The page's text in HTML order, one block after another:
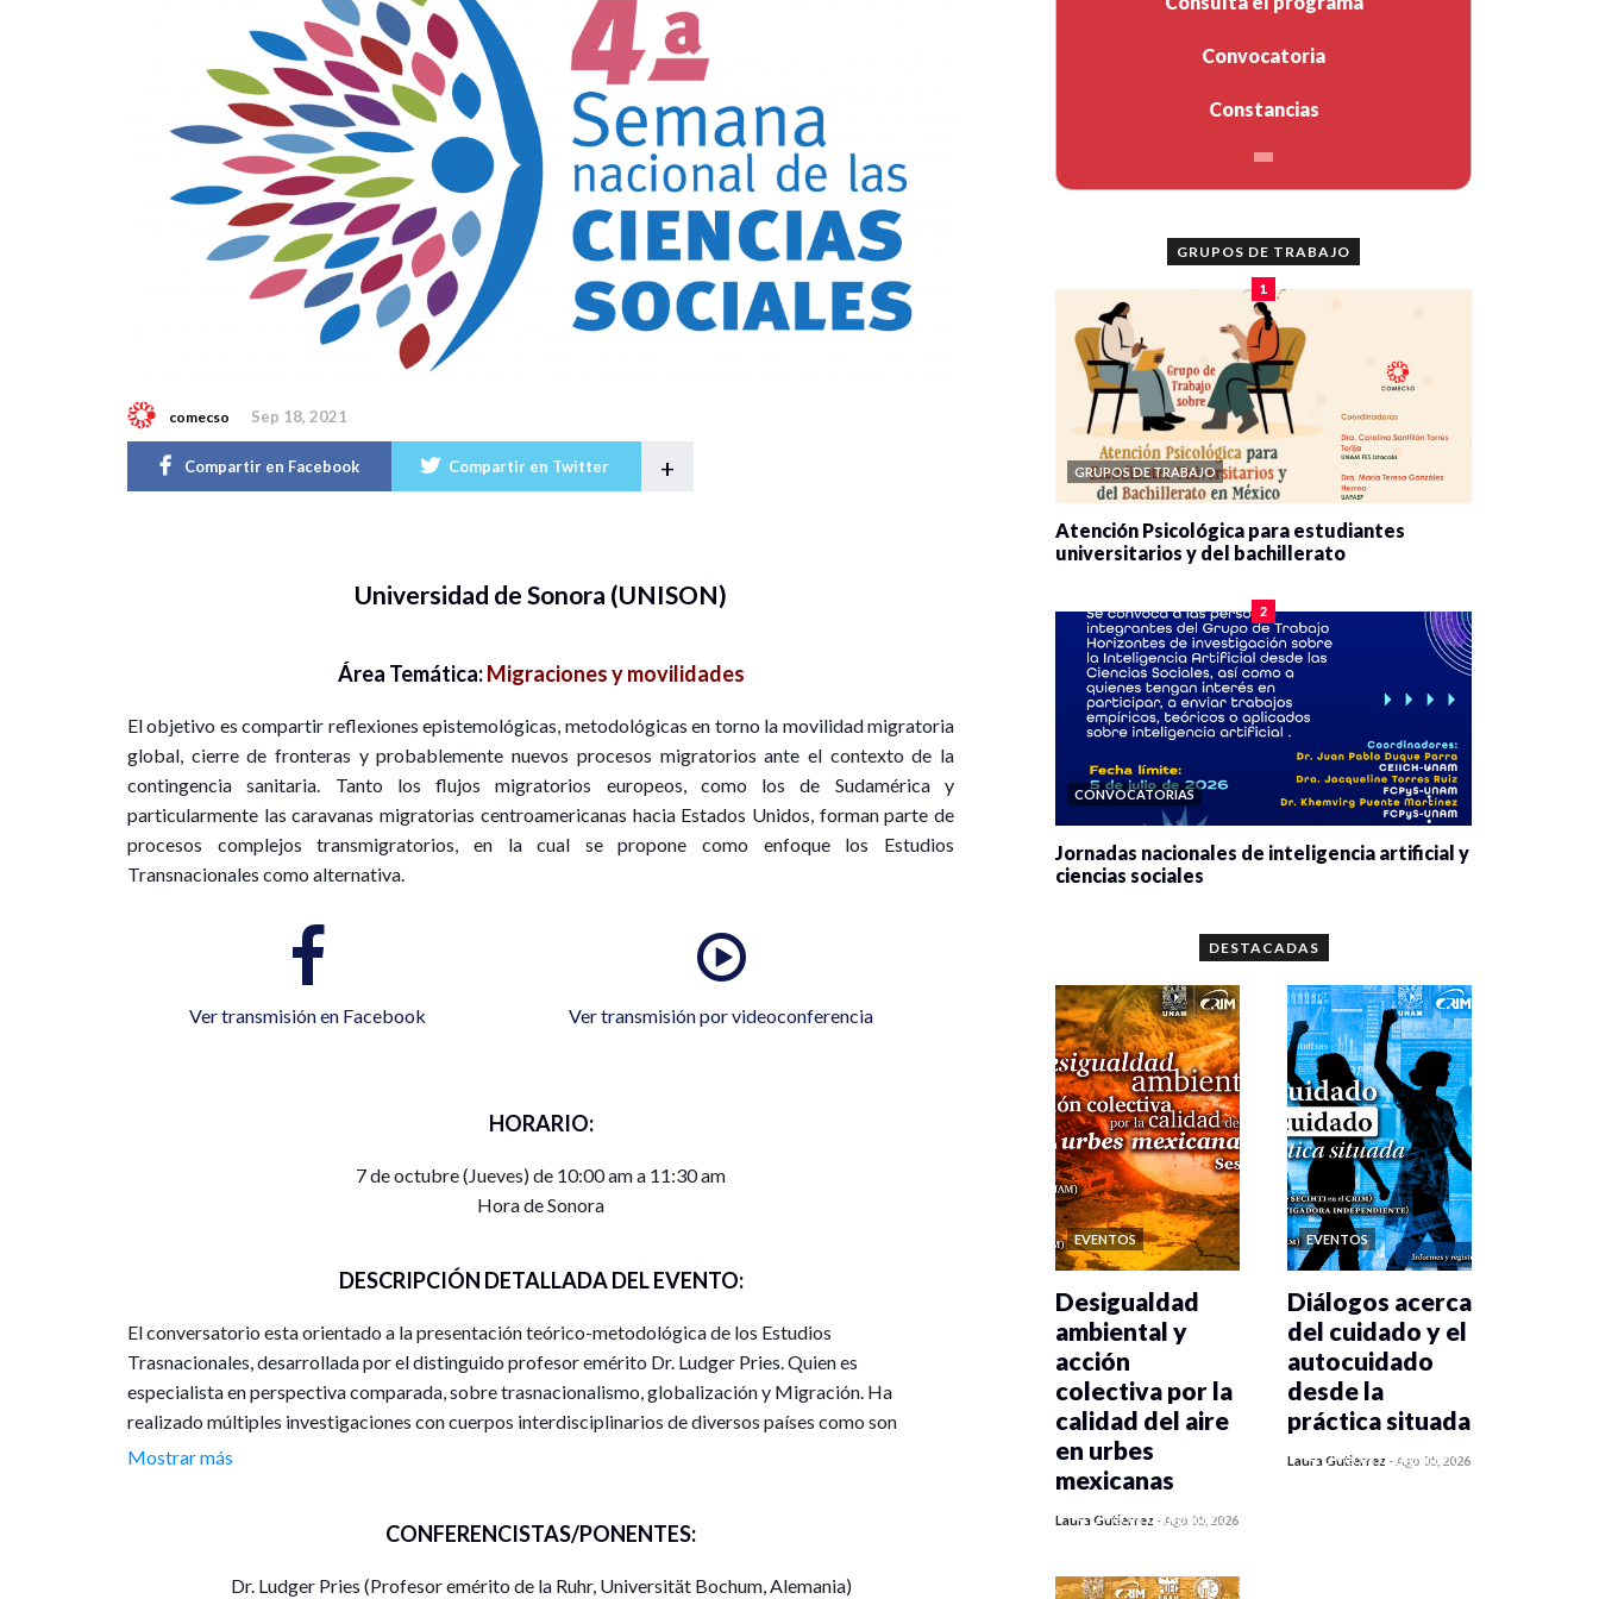
comecso Sep 18, 2021
Compartir en Facebook Compartir en Twitter +
Universidad de Sonora (UNISON)
Área Temática:Migraciones y movilidades
El objetivo es compartir reflexiones epistemológicas, metodológicas en torno la movilidad migratoria
global, cierre de fronteras y probablemente nuevos procesos migratorios ante el contexto de la
contingencia sanitaria. Tanto los flujos migratorios europeos, como los de Sudamérica y
particularmente las caravanas migratorias centroamericanas hacia Estados Unidos, forman parte de
procesos complejos transmigratorios, en la cual se propone como enfoque los Estudios
Transnacionales como alternativa.
Ver transmisión en Facebook Ver transmisión por videoconferencia
HORARIO:
7 de octubre (Jueves) de 10:00 am a 11:30 am
Hora de Sonora
DESCRIPCIÓN DETALLADA DEL EVENTO:
El conversatorio esta orientado a la presentación teórico-metodológica de los Estudios
Trasnacionales, desarrollada por el distinguido profesor emérito Dr. Ludger Pries. Quien es
especialista en perspectiva comparada, sobre trasnacionalismo, globalización y Migración. Ha
realizado múltiples investigaciones con cuerpos interdisciplinarios de diversos países como son
Alemania, España, México, Brasil y Estados Unidos. La producción especializada se resume en: 14
la revista Global Networks. La propuesta que se presentara en el conversatorio, se identifica en el
Mostrar más
CONFERENCISTAS/PONENTES:
Dr. Ludger Pries (Profesor emérito de la Ruhr, Universität Bochum, Alemania)
Convocatoria
Constancias
GRUPOS DE TRABAJO
1
GRUPOS DE TRABAJO
Atención Psicológica para estudiantes
universitarios y del bachillerato
2
CONVOCATORIAS
Jornadas nacionales de inteligencia artificial y
ciencias sociales
DESTACADAS
EVENTOS
0 veces compartido
Desigualdad
ambiental y
acción
colectiva por la
calidad del aire
en urbes
mexicanas
Laura Gutiérrez -Ago 05, 2026
EVENTOS
0 veces compartido
Diálogos acerca
del cuidado y el
autocuidado
desde la
práctica situada
Laura Gutiérrez -Ago 05, 2026